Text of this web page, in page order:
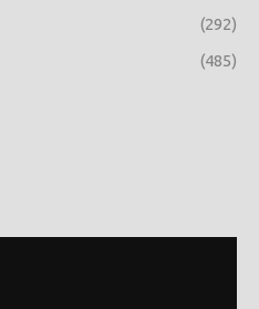
(292)
(485)